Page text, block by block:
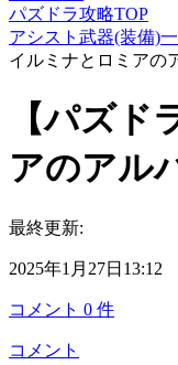
パズドラ攻略TOP
アシスト武器(装備)
イルミナとロミアの
【パズド
アのアル
最終更新:
2025年1月27日13:12
コメント 0 件
コメント